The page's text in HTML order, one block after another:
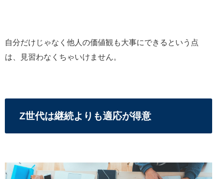
自分だけじゃなく他人の価値観も大事にできるという点
は、見習わなくちゃいけません。
Z世代は継続よりも適応が得意